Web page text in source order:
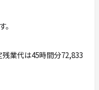
残業代は45時間分72,833